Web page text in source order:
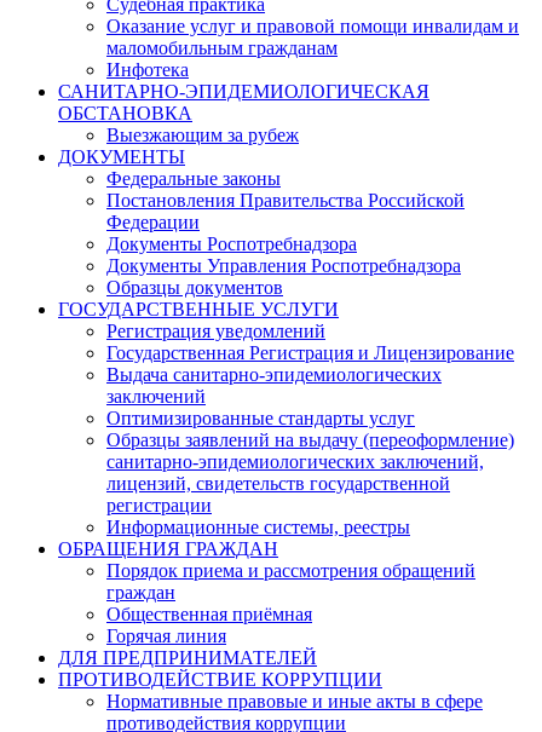
Судебная практика
Оказание услуг и правовой помощи инвалидам и
маломобильным гражданам
Инфотека
САНИТАРНО-ЭПИДЕМИОЛОГИЧЕСКАЯ
ОБСТАНОВКА
Выезжающим за рубеж
ДОКУМЕНТЫ
Федеральные законы
Постановления Правительства Российской
Федерации
Документы Роспотребнадзора
Документы Управления Роспотребнадзора
Образцы документов
ГОСУДАРСТВЕННЫЕ УСЛУГИ
Регистрация уведомлений
Государственная Регистрация и Лицензирование
Выдача санитарно-эпидемиологических
заключений
Оптимизированные стандарты услуг
Образцы заявлений на выдачу (переоформление)
санитарно-эпидемиологических заключений,
лицензий, свидетельств государственной
регистрации
Информационные системы, реестры
ОБРАЩЕНИЯ ГРАЖДАН
Порядок приема и рассмотрения обращений
граждан
Общественная приёмная
Горячая линия
ДЛЯ ПРЕДПРИНИМАТЕЛЕЙ
ПРОТИВОДЕЙСТВИЕ КОРРУПЦИИ
Нормативные правовые и иные акты в сфере
противодействия коррупции